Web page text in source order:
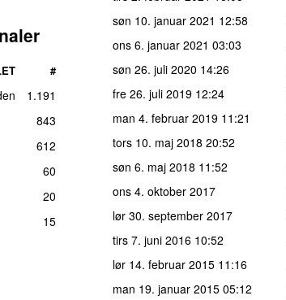
#
1.191
843
612
60
20
15
søn 10. januar 2021 12:58
ons 6. januar 2021 03:03
søn 26. juli 2020 14:26
fre 26. juli 2019 12:24
man 4. februar 2019 11:21
tors 10. maj 2018 20:52
søn 6. maj 2018 11:52
ons 4. oktober 2017
lør 30. september 2017
tirs 7. juni 2016 10:52
lør 14. februar 2015 11:16
man 19. januar 2015 05:12